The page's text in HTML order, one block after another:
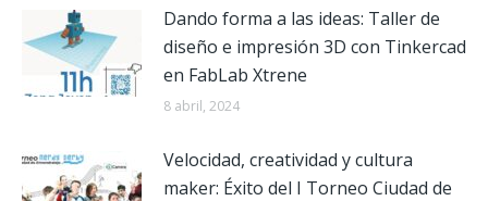
Dando forma a las ideas: Taller de
diseño e impresión 3D con Tinkercad
en FabLab Xtrene
8 abril, 2024
Velocidad, creatividad y cultura
maker: Éxito del I Torneo Ciudad de